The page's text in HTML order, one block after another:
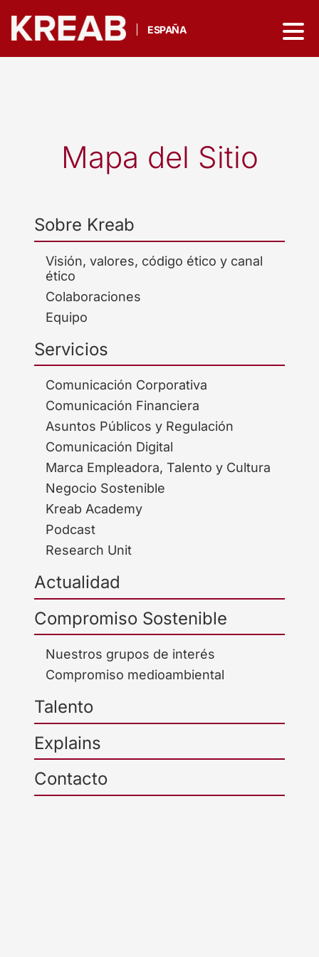
ESPAÑA
Mapa del Sitio
Sobre Kreab
Visión, valores, código ético y canal
ético
Colaboraciones
Equipo
Servicios
Comunicación Corporativa
Comunicación Financiera
Asuntos Públicos y Regulación
Comunicación Digital
Marca Empleadora, Talento y Cultura
Negocio Sostenible
Kreab Academy
Podcast
Research Unit
Actualidad
Compromiso Sostenible
Nuestros grupos de interés
Compromiso medioambiental
Talento
Explains
Contacto